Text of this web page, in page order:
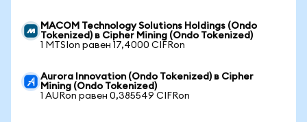
MACOM Technology Solutions Holdings (Ondo
Tokenized) в Cipher Mining (Ondo Tokenized)
1 MTSIon равен 17,4000 CIFRon
Aurora Innovation (Ondo Tokenized) в Cipher
Mining (Ondo Tokenized)
1 AURon равен 0,385549 CIFRon